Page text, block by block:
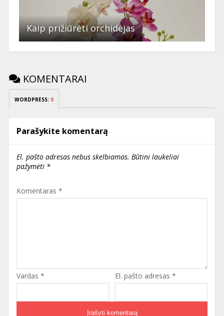
Kaip prižiūrėti orchidėjas
KOMENTARAI
WORDPRESS: 0
Parašykite komentarą
El. pašto adresas nebus skelbiamas. Būtini laukeliai
pažymėti *
Komentaras *
Vardas * El. pašto adresas *